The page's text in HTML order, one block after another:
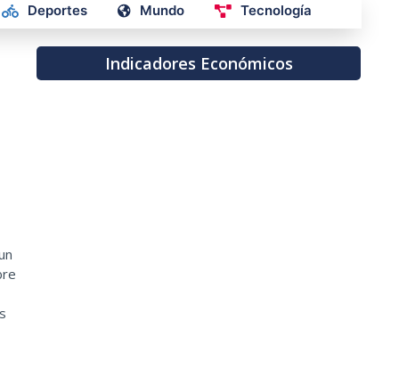
Deportes Mundo Tecnología
Indicadores Económicos